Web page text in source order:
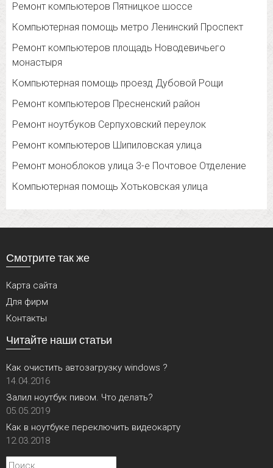
Ремонт компьютеров Пятницкое шоссе
Компьютерная помощь метро Ленинский Проспект
Ремонт компьютеров площадь Новодевичьего
монастыря
Компьютерная помощь проезд Дубовой Рощи
Ремонт компьютеров Пресненский район
Ремонт ноутбуков Серпуховский переулок
Ремонт компьютеров Шипиловская улица
Ремонт моноблоков улица 3-е Почтовое Отделение
Компьютерная помощь Хотьковская улица
Смотрите так же
Карта сайта
Для фирм
Контакты
Читайте наши статьи
Как очистить автозагрузку windows ?
14.04.2016
Залил ноутбук пивом. Что делать?
05.05.2019
Как в ноутбуке переключить видеокарту
12.03.2018
Найти: